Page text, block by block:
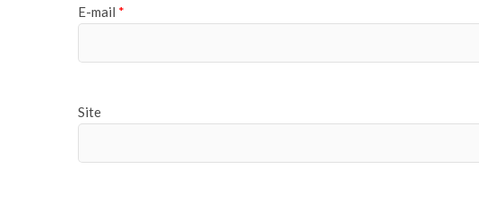
E-mail *
Site